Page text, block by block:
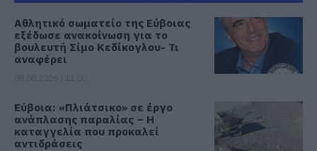
Αθλητικό σωματείο της Εύβοιας
εξέδωσε ανακοίνωση για το
βουλευτή Σίμο Κεδίκογλου- Τι
αναφέρει
Εύβοια: «Πλιάτσικο» σε έργο
ανάπλασης παραλίας – Η
καταγγελία που προκαλεί
αντιδράσεις